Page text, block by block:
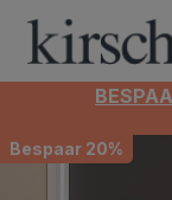
Bespaar 20%